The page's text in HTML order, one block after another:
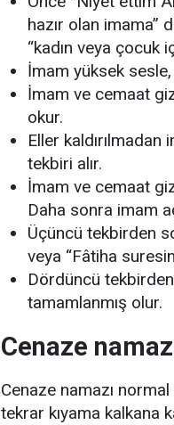
hazır olan imama”
“kadın veya çocuk
İmam yüksek
İmam ve cemaat
okur.
Eller
tekbiri alır.
İmam ve cemaat
Daha sonra imam
Üçüncü tekbirden
veya “Fâtiha
Dördüncü
tamamlanmış olur.
Cenaze
Cenaze namazı
tekrar kıyama kalkana